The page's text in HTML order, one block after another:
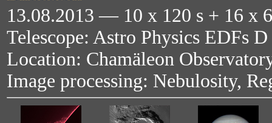
13.08.2013 — 10 x 120 s + 16 x
Telescope: Astro Physics EDFs
Location: Chamäleon
Image processing: Nebulosity,